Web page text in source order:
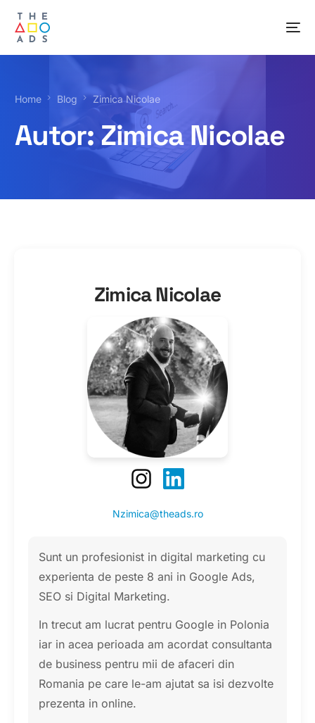
Home Blog Zimica Nicolae
Autor: Zimica Nicolae
Zimica Nicolae
Nzimica@theads.ro
Sunt un profesionist in digital marketing cu
experienta de peste 8 ani in Google Ads,
SEO si Digital Marketing.
In trecut am lucrat pentru Google in Polonia
iar in acea perioada am acordat consultanta
de business pentru mii de afaceri din
Romania pe care le-am ajutat sa isi dezvolte
prezenta in online.